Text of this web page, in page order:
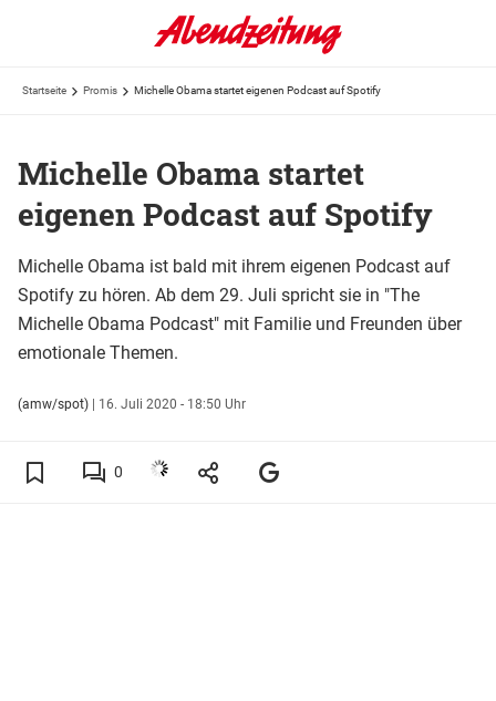
Startseite Promis Michelle Obama startet eigenen Podcast auf Spotify
Michelle Obama startet
eigenen Podcast auf Spotify
Michelle Obama ist bald mit ihrem eigenen Podcast auf
Spotify zu hören. Ab dem 29. Juli spricht sie in "The
Michelle Obama Podcast" mit Familie und Freunden über
emotionale Themen.
(amw/spot) | 16. Juli 2020 - 18:50 Uhr
0